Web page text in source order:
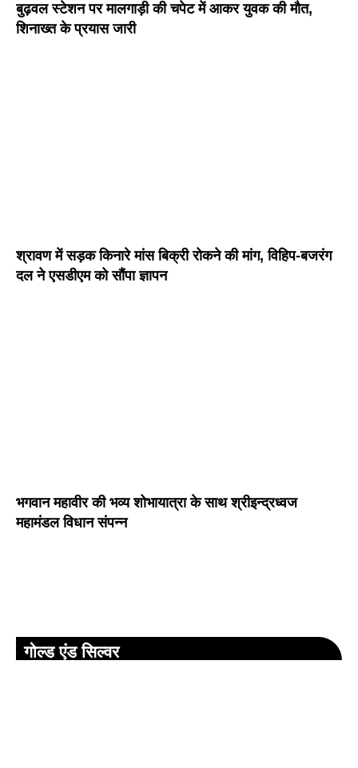
बुढ़वल स्टेशन पर मालगाड़ी की चपेट में आकर युवक की मौत,
शिनाख्त के प्रयास जारी
श्रावण में सड़क किनारे मांस बिक्री रोकने की मांग, विहिप-बजरंग
दल ने एसडीएम को सौंपा ज्ञापन
भगवान महावीर की भव्य शोभायात्रा के साथ श्रीइन्द्रध्वज
महामंडल विधान संपन्न
गोल्ड एंड सिल्वर